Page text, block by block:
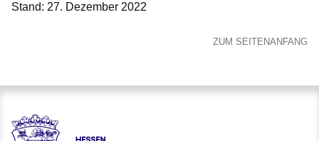
Stand: 27. Dezember 2022
ZUM SEITENANFANG